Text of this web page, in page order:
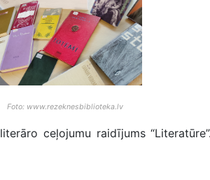
Foto: www.rezeknesbiblioteka.lv
ceļojumu raidījums